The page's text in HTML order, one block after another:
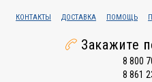
КОНТАКТЫ ДОСТАВКА ПОМОЩЬ
Закажите
8 800
8 861